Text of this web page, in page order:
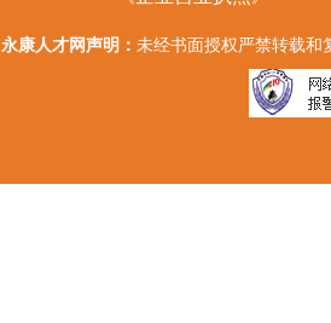
永康人才网声明： 未经书面授权严禁转载和